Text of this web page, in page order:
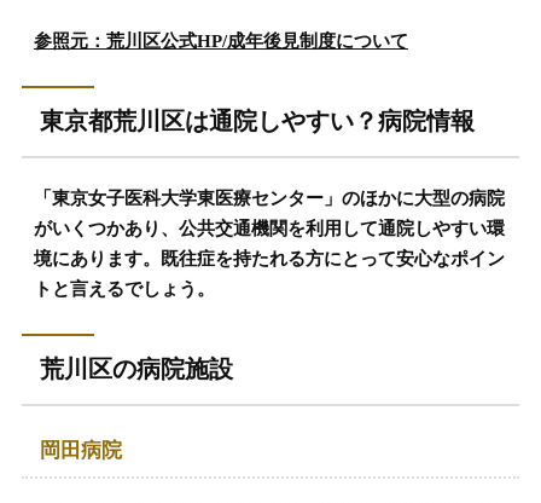
参照元：荒川区公式HP/成年後見制度について
東京都荒川区は通院しやすい？病院情報
「東京女子医科大学東医療センター」のほかに大型の病院
がいくつかあり、公共交通機関を利用して通院しやすい環
境にあります。既往症を持たれる方にとって安心なポイン
トと言えるでしょう。
荒川区の病院施設
岡田病院